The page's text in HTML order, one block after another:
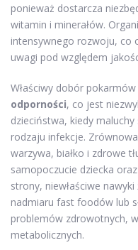
ponieważ dostarcza
witamin i minerałów.
intensywnego rozwoju, co
uwagi pod względem
Właściwy dobór
odporności, co jest
dzieciństwa, kiedy
rodzaju infekcje.
warzywa, białko i zdrowe
samopoczucie dziecka
strony, niewłaściwe
nadmiaru fast foodów lub
problemów zdrowotnych,
metabolicznych.